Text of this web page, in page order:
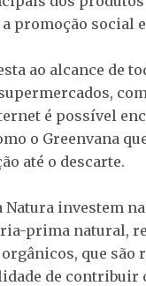
promoção social
ao alcance de
é possível
o Greenvana
até o descarte.
Natura investem
prima natural,
que
de contribuir